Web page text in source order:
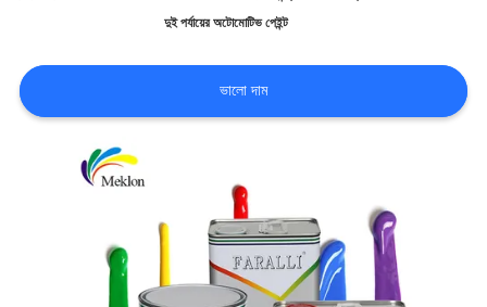
খবর
দুই পর্যায়ের অটোমোটিভ পেইন্ট
ভালো দাম